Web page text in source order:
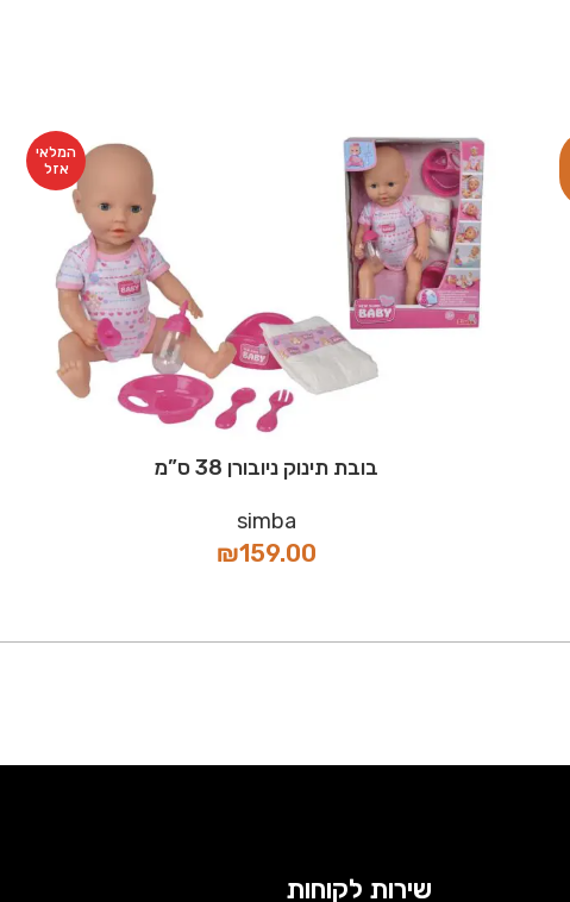
המלאי
אזל
בובת תינוק ניובורן 38 ס”מ
simba
₪159.00
שירות לקוחות